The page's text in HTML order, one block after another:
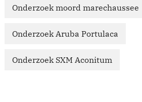
Onderzoek moord marechaussee
Onderzoek Aruba Portulaca
Onderzoek SXM Aconitum